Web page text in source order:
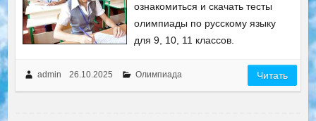
ознакомиться и скачать тесты
олимпиады по русскому языку
для 9, 10, 11 классов.
admin 26.10.2025 Олимпиада Читать